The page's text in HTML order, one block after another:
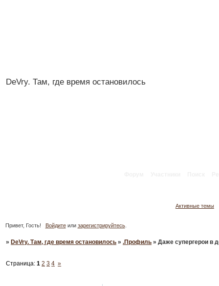
DeVry. Там, где время остановилось
Активные темы
Привет, Гость! Войдитеили зарегистрируйтесь.
» DeVry. Там, где время остановилось ».Профиль »Даже супергерои в
Страница:1 2 3 4 »